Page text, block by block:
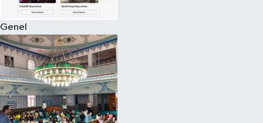
Genel
Son Dakika Haberleri
Haber Arşivi